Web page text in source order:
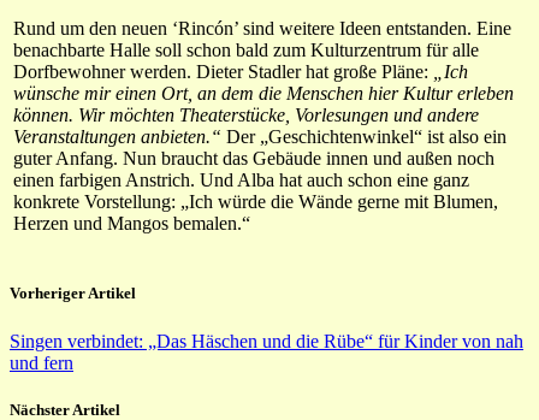
Rund um den neuen ‘Rincón’ sind weitere Ideen entstanden. Eine
benachbarte Halle soll schon bald zum Kulturzentrum für alle
Dorfbewohner werden. Dieter Stadler hat große Pläne:
„Ich
wünsche mir einen Ort, an dem die Menschen hier Kultur erleben
können. Wir möchten Theaterstücke, Vorlesungen und andere
Veranstaltungen anbieten.“ Der „Geschichtenwinkel“ ist also ein
guter Anfang. Nun braucht das Gebäude innen und außen noch
einen farbigen Anstrich. Und Alba hat auch schon eine ganz
konkrete Vorstellung: „Ich würde die Wände gerne mit Blumen,
Herzen und Mangos bemalen.“
Vorheriger Artikel
Singen verbindet: „Das Häschen und die Rübe“ für Kinder von nah
und fern
Nächster Artikel